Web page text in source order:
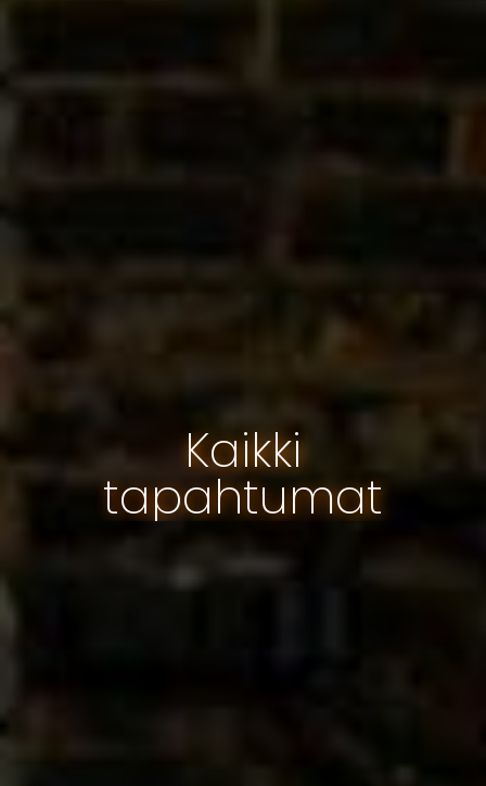
Kaikki
tapahtumat